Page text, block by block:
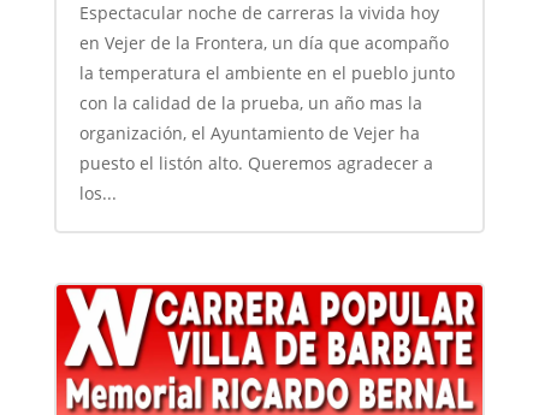
Espectacular noche de carreras la vivida hoy
en Vejer de la Frontera, un día que acompaño
la temperatura el ambiente en el pueblo junto
con la calidad de la prueba, un año mas la
organización, el Ayuntamiento de Vejer ha
puesto el listón alto. Queremos agradecer a
los...